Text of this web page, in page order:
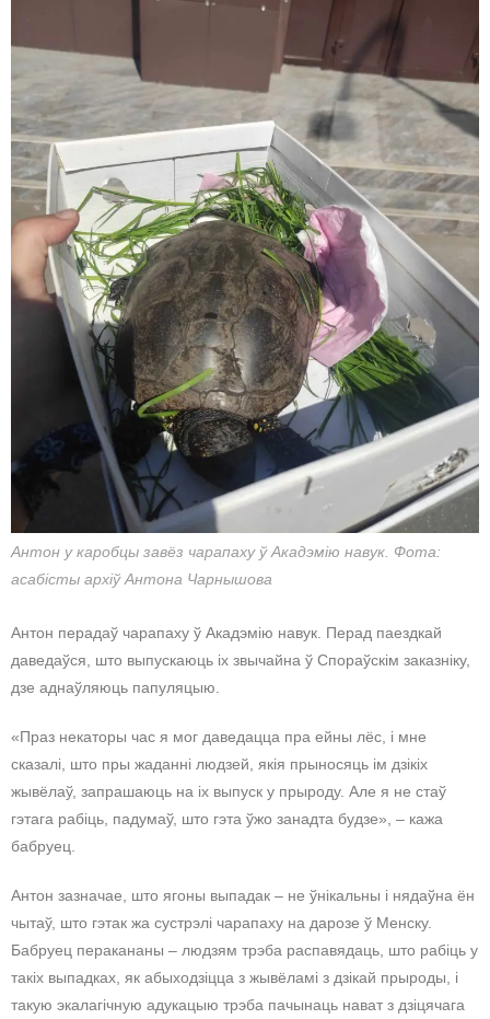
Антон у каробцы завёз чарапаху ў Акадэмію навук. Фота:
асабісты архіў Антона Чарнышова
Антон перадаў чарапаху ў Акадэмію навук. Перад паездкай
даведаўся, што выпускаюць іх звычайна ў Спораўскім заказніку,
дзе аднаўляюць папуляцыю.
«Праз некаторы час я мог даведацца пра ейны лёс, і мне
сказалі, што пры жаданні людзей, якія прыносяць ім дзікіх
жывёлаў, запрашаюць на іх выпуск у прыроду. Але я не стаў
гэтага рабіць, падумаў, што гэта ўжо занадта будзе», – кажа
бабруец.
Антон зазначае, што ягоны выпадак – не ўнікальны і нядаўна ён
чытаў, што гэтак жа сустрэлі чарапаху на дарозе ў Менску.
Бабруец перакананы – людзям трэба распавядаць, што рабіць у
такіх выпадках, як абыходзіцца з жывёламі з дзікай прыроды, і
такую экалагічную адукацыю трэба пачынаць нават з дзіцячага